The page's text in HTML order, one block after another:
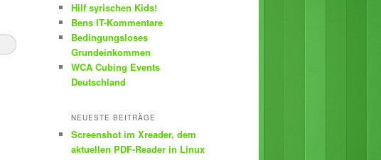
Hilf syrischen Kids!
Bens IT-Kommentare
Bedingungsloses
Grundeinkommen
WCA Cubing Events
Deutschland
NEUESTE BEITRÄGE
Screenshot im Xreader, dem
aktuellen PDF-Reader in Linux